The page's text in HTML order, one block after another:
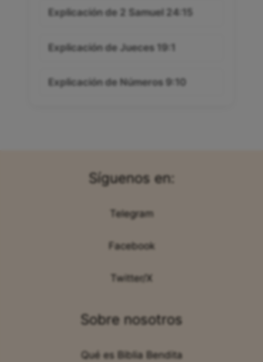
Explicación de 2 Samuel 24:15
Explicación de Jueces 19:1
Explicación de Números 9:10
Síguenos en:
Telegram
Facebook
Twitter/X
Sobre nosotros
Qué es Biblia Bendita